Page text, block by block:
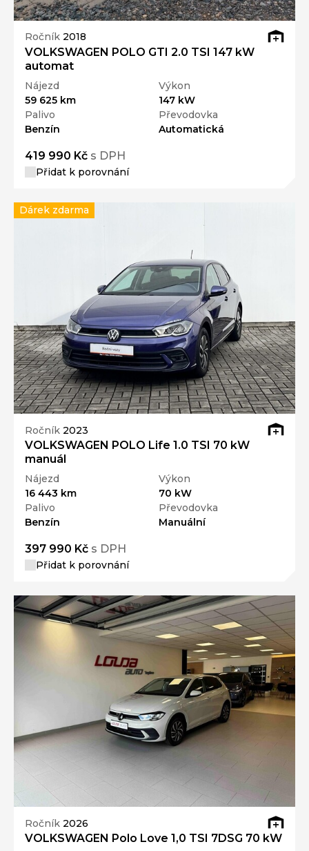
Ročník 2018
VOLKSWAGEN POLO GTI 2.0 TSI 147 kW
automat
Nájezd
59 625 km
Výkon
147 kW
Palivo
Benzín
Převodovka
Automatická
419 990 Kč s DPH
Přidat k porovnání
Ročník 2023
VOLKSWAGEN POLO Life 1.0 TSI 70 kW
manuál
Nájezd
16 443 km
Výkon
70 kW
Palivo
Benzín
Převodovka
Manuální
397 990 Kč s DPH
Přidat k porovnání
Dárek zdarma
Ročník 2026
VOLKSWAGEN Polo Love 1,0 TSI 7DSG 70 kW